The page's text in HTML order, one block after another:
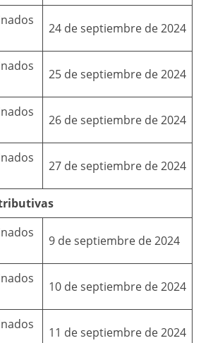
24 de septiembre de 2024
25 de septiembre de 2024
26 de septiembre de 2024
27 de septiembre de 2024
9 de septiembre de 2024
10 de septiembre de 2024
11 de septiembre de 2024